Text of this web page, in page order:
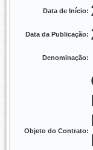
Data de Início:
Data da Publicação:
Denominação:
Objeto do Contrato: